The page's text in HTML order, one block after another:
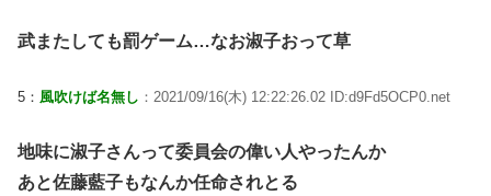
武またしても罰ゲーム…なお淑子おって草
5： 風吹けば名無し ：2021/09/16(木) 12:22:26.02 ID:d9Fd5OCP0.net
地味に淑子さんって委員会の偉い人やったんか
あと佐藤藍子もなんか任命されとる